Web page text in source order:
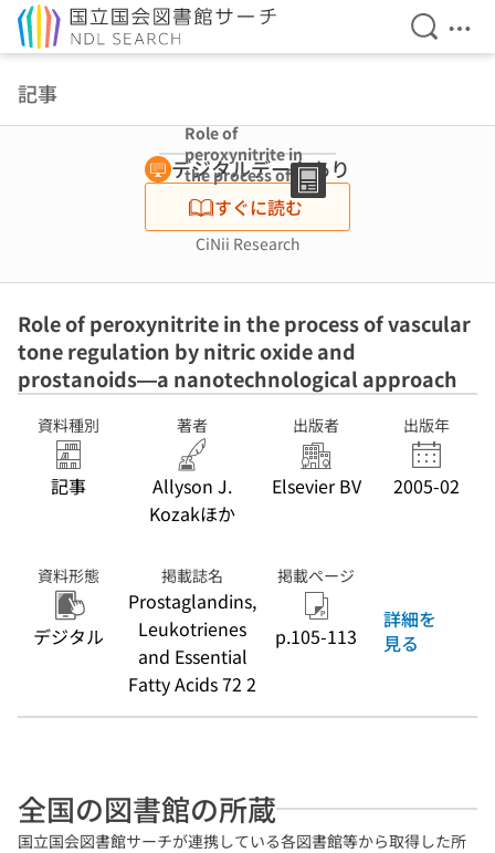
検索を
メ
記事
Role of
peroxynitrite in
the process of
vascular tone
regulation by
nitric oxide and
prostanoids—a
nanotechnologi
デジタルデータあり
すぐに読む
CiNii Research
Role of peroxynitrite in the process of vascular
tone regulation by nitric oxide and
prostanoids—a nanotechnological approach
資料種別
記事
著者
Allyson J.
Kozakほか
出版者
Elsevier BV
出版年
2005-02
資料形態
デジタル
掲載誌名
Prostaglandins,
Leukotrienes
and Essential
Fatty Acids 72 2
掲載ページ
p.105-113
詳細を
見る
全国の図書館の所蔵
国立国会図書館サーチが連携している各図書館等から取得した所